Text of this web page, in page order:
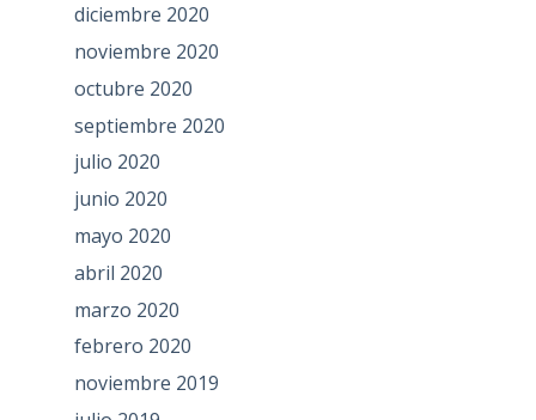
diciembre 2020
noviembre 2020
octubre 2020
septiembre 2020
julio 2020
junio 2020
mayo 2020
abril 2020
marzo 2020
febrero 2020
noviembre 2019